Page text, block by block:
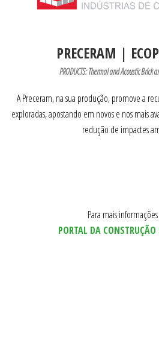
PRECERAM |
PRODUCTS: Thermal and Acoustic Brick
A Preceram, na sua produção, promove a
exploradas, apostando em novos e nos mais
redução de impactes
Para mais
PORTAL DA CONSTRUÇÃO